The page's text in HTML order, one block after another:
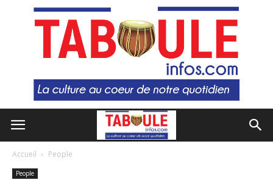
Accueil People
People